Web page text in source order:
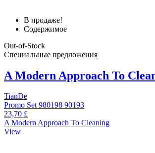
В продаже!
Содержимое
Out-of-Stock
Специальные предложения
A Modern Approach To
TianDe
Promo Set 980198 90193
23,70 £
A Modern Approach To Cleaning
View